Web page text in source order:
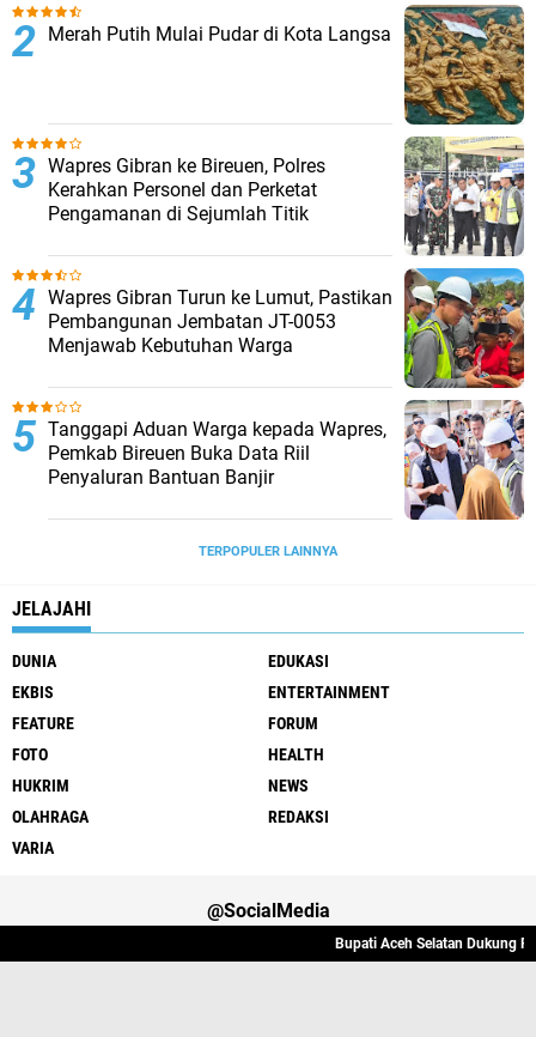
Merah Putih Mulai Pudar di Kota Langsa
Wapres Gibran ke Bireuen, Polres
Kerahkan Personel dan Perketat
Pengamanan di Sejumlah Titik
Wapres Gibran Turun ke Lumut, Pastikan
Pembangunan Jembatan JT-0053
Menjawab Kebutuhan Warga
Tanggapi Aduan Warga kepada Wapres,
Pemkab Bireuen Buka Data Riil
Penyaluran Bantuan Banjir
TERPOPULER LAINNYA
JELAJAHI
DUNIA
EDUKASI
EKBIS
ENTERTAINMENT
FEATURE
FORUM
FOTO
HEALTH
HUKRIM
NEWS
OLAHRAGA
REDAKSI
VARIA
@SocialMedia
Bupati Aceh Selatan Dukung